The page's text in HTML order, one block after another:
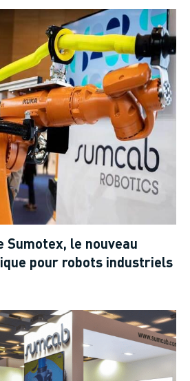
Sumotex, le nouveau
pour robots industriels